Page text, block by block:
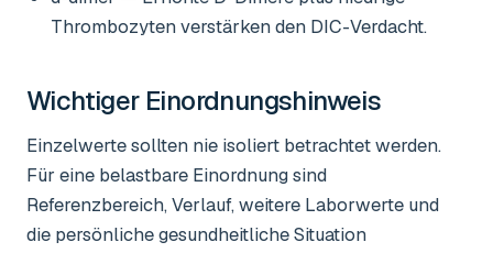
Thrombozyten verstärken den DIC-Verdacht.
Wichtiger Einordnungshinweis
Einzelwerte sollten nie isoliert betrachtet werden.
Für eine belastbare Einordnung sind
Referenzbereich, Verlauf, weitere Laborwerte und
die persönliche gesundheitliche Situation